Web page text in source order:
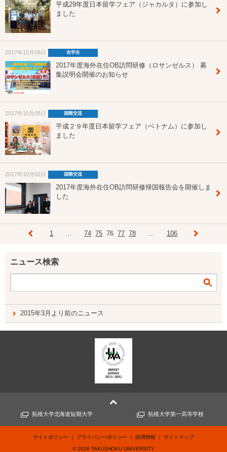
平成29年度日本留学フェア（ジャカルタ）に参加し
ました
2017年10月06日 在学生
2017年度海外在住OB訪問研修（ロサンゼルス） 募
集説明会開催のお知らせ
2017年10月05日 国際交流
平成２９年度日本留学フェア（ベトナム）に参加し
ました
2017年10月02日 国際交流
2017年度海外在住OB訪問研修帰国報告会を開催しま
した
1 … 74 75 76 77 78 … 106
ニュース検索
2015年3月より前のニュース
拓殖大学北海道短期大学 拓殖大学第一高等学校
サイトポリシー プライバシーポリシー 採用情報 サイトマップ
©2026 TAKUSHOKU UNIVERSITY